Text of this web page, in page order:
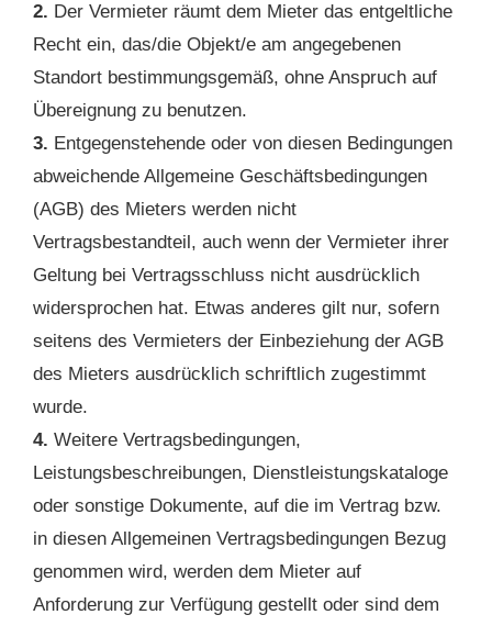
2. Der Vermieter räumt dem Mieter das entgeltliche
Recht ein, das/die Objekt/e am angegebenen
Standort bestimmungsgemäß, ohne Anspruch auf
Übereignung zu benutzen.
3. Entgegenstehende oder von diesen Bedingungen
abweichende Allgemeine Geschäftsbedingungen
(AGB) des Mieters werden nicht
Vertragsbestandteil, auch wenn der Vermieter ihrer
Geltung bei Vertragsschluss nicht ausdrücklich
widersprochen hat. Etwas anderes gilt nur, sofern
seitens des Vermieters der Einbeziehung der AGB
des Mieters ausdrücklich schriftlich zugestimmt
wurde.
4. Weitere Vertragsbedingungen,
Leistungsbeschreibungen, Dienstleistungskataloge
oder sonstige Dokumente, auf die im Vertrag bzw.
in diesen Allgemeinen Vertragsbedingungen Bezug
genommen wird, werden dem Mieter auf
Anforderung zur Verfügung gestellt oder sind dem